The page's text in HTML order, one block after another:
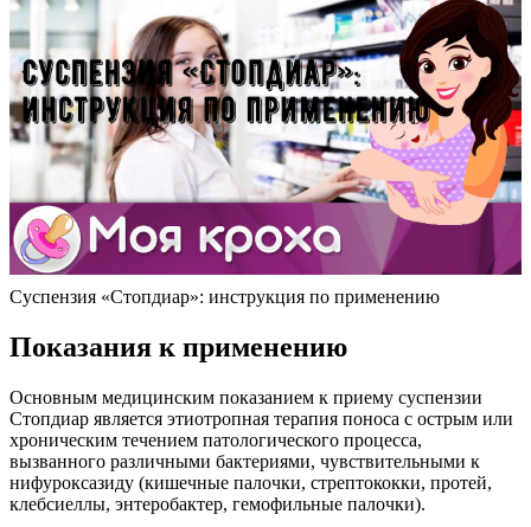
Суспензия «Стопдиар»: инструкция по применению
Показания к применению
Основным медицинским показанием к приему суспензии
Стопдиар является этиотропная терапия поноса с острым или
хроническим течением патологического процесса,
вызванного различными бактериями, чувствительными к
нифуроксазиду (кишечные палочки, стрептококки, протей,
клебсиеллы, энтеробактер, гемофильные палочки).